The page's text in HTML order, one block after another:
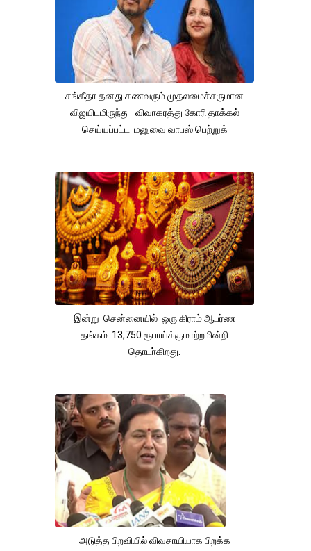
சங்கீதா தனது கணவரும் முதலமைச்சருமான
விஜயிடமிருந்து விவாகரத்து கோரி தாக்கல்
செய்யப்பட்ட மனுவை வாபஸ் பெற்றுக்
இன்று சென்னையில் ஒரு கிராம் ஆபர்ண
தங்கம் 13,750 ரூபாய்க்குமாற்றமின்றி
தொடா்கிறது.
அடுத்த பிறவியில் விவசாயியாக பிறக்க